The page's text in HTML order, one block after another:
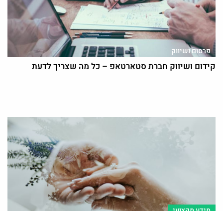
פרסום ושיווק
קידום ושיווק חברת סטארטאפ – כל מה שצריך לדעת